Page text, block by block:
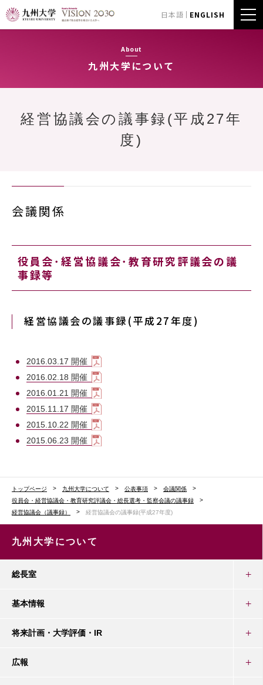
日本語 ENGLISH
About
九州大学について
経営協議会の議事録(平成27年
度)
会議関係
役員会･経営協議会･教育研究評議会の議
事録等
経営協議会の議事録(平成27年度)
2016.03.17 開催
2016.02.18 開催
2016.01.21 開催
2015.11.17 開催
2015.10.22 開催
2015.06.23 開催
トップページ 九州大学について 公表事項
会議関係
役員会・経営協議会・教育研究評議会・総長選考・監察会議の議事録
経営協議会（議事録）
経営協議会の議事録(平成27年度)
九州大学について
総長室
基本情報
将来計画・大学評価・IR
広報